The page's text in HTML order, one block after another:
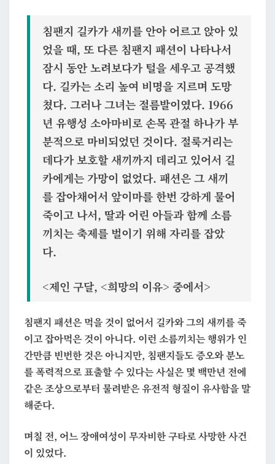
침팬지 길카가 새끼를 안아 어르고 앉아 있
었을 때, 또 다른 침팬지 패션이 나타나서
잠시 동안 노려보다가 털을 세우고 공격했
다. 길카는 소리 높여 비명을 지르며 도망
쳤다. 그러나그녀는 절름발이였다. 1966
년 유행성 소아마비로 손목 관절 하나가 부
분적으로 마비되었던 것이다. 절룩거리는
데다가 보호할 새끼까지 데리고 있어서 길
카에게는 가망이 없었다. 패션은 그 새끼
를 잡아채어서 앞이마를 한번 강하게 물어
죽이고 나서, 딸과 어린 아들과 함께 소름
끼치는 축제를 벌이기 위해 자리를 잡았
다.
<제인 구달, <희망의 이유> 중에서>
침팬지 패션은 먹을 것이 없어서 길카와 그의 새끼를 죽
이고 잡아먹은 것이 아니다. 이런 소름끼치는 행위가 인
간만큼 빈번한 것은 아니지만, 침팬지들도 증오와 분노
를 폭력적으로 표출할 수 있다는 사실은 몇 백만년 전에
같은 조상으로부터 물려받은 유전적 형질이 유사함을 말
해준다.
며칠 전, 어느 장애여성이 무자비한 구타로 사망한 사건
이 있었다.